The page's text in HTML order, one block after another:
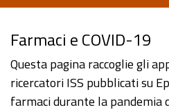
Farmaci e COVID-19
Questa pagina raccoglie gli
ricercatori ISS pubblicati su
farmaci durante la pandemia